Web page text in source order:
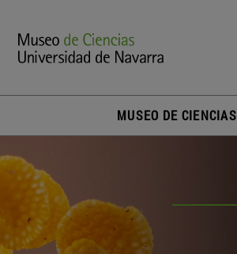
MUSEO DE CIENCIAS